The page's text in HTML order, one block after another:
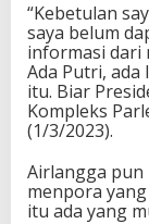
“Kebetulan
saya belum
informasi dari
Ada Putri, ada
itu. Biar
Kompleks
(1/3/2023).
Airlangga
menpora
itu ada yang